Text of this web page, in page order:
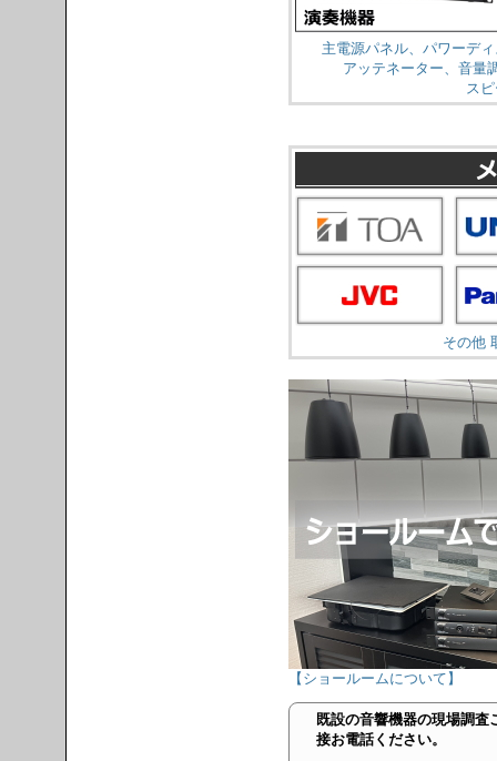
主電源パネル、パワーデ
アッテネーター、音量
ス
その他
【ショールームについて】
既設の音響機器の現場調
接お電話ください。